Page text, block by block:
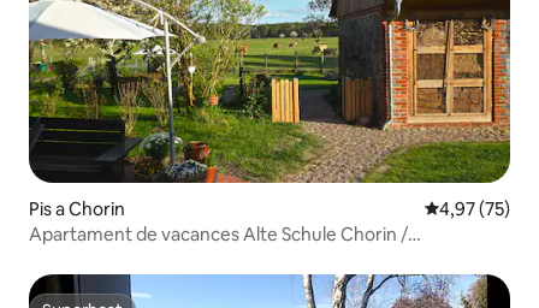
Pis a Chorin 4,97 de
4,97 (75)
Apartament de vacances Alte Schule Chorin /